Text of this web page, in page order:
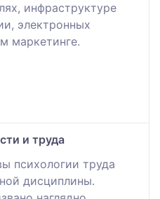
инфраструктуре
электронных
маркетинге.
и труда
психологии труда
дисциплины.